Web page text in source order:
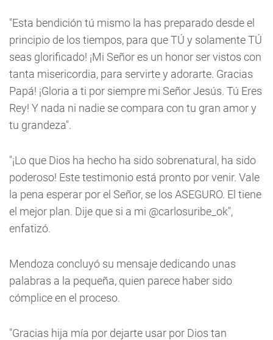
"Esta bendición tú mismo la has preparado desde el
principio de los tiempos, para que TÚ y solamente TÚ
seas glorificado! ¡Mi Señor es un honor ser vistos con
tanta misericordia, para servirte y adorarte. Gracias
Papá! ¡Gloria a ti por siempre mi Señor Jesús. Tú Eres
Rey! Y nada ni nadie se compara con tu gran amor y
tu grandeza".
"¡Lo que Dios ha hecho ha sido sobrenatural, ha sido
poderoso! Este testimonio está pronto por venir. Vale
la pena esperar por el Señor, se los ASEGURO. El tiene
el mejor plan. Dije que si a mi @carlosuribe_ok",
enfatizó.
Mendoza concluyó su mensaje dedicando unas
palabras a la pequeña, quien parece haber sido
cómplice en el proceso.
"Gracias hija mía por dejarte usar por Dios tan